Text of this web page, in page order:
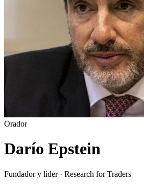
Orador
Darío Epstein
Fundador y líder · Research for Traders